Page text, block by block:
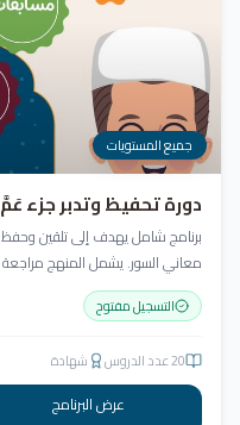
جميع المستويات
دورة تحفيظ وتدبر جزء
برنامج شامل يهدف إلى تلقين وحفظ
معاني السور. يشمل المنهج مراجعة
القرآنية من خلال أنشطة تفاعلية
التسجيل مفتوح
20عدد الدروس شهادة
عرض البرنامج